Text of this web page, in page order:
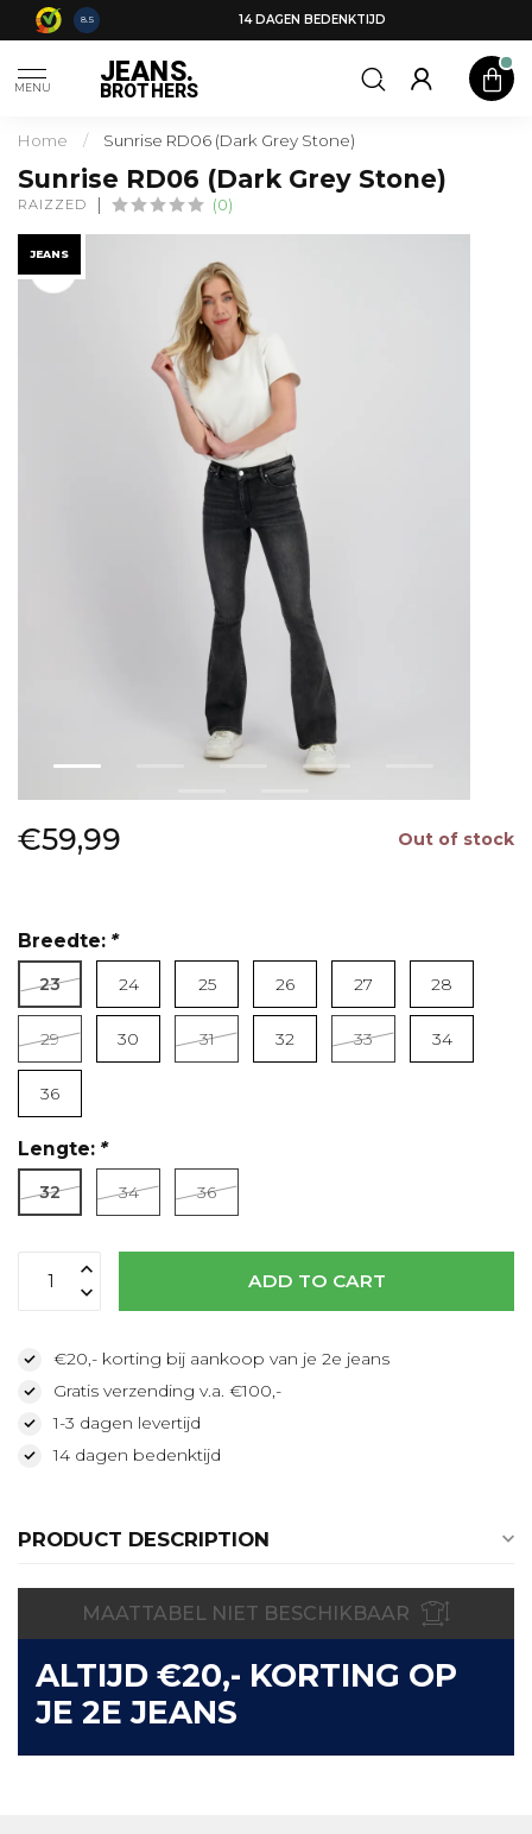
8.5 14 DAGEN BEDENKTIJD
MENU JEANS.
BROTHERS
Home / Sunrise RD06 (Dark Grey Stone)
Sunrise RD06 (Dark Grey Stone)
RAIZZED (0)
JEANS
€59,99 Out of stock
Read more
Breedte: *
23 24 25 26 27 28
29 30 31 32 33 34
36
Lengte: *
32 34 36
ADD TO CART
€20,- korting bij aankoop van je 2e jeans
Gratis verzending v.a. €100,-
1-3 dagen levertijd
14 dagen bedenktijd
PRODUCT DESCRIPTION
MAATTABEL NIET BESCHIKBAAR
ALTIJD €20,- KORTING OP
JE 2E JEANS